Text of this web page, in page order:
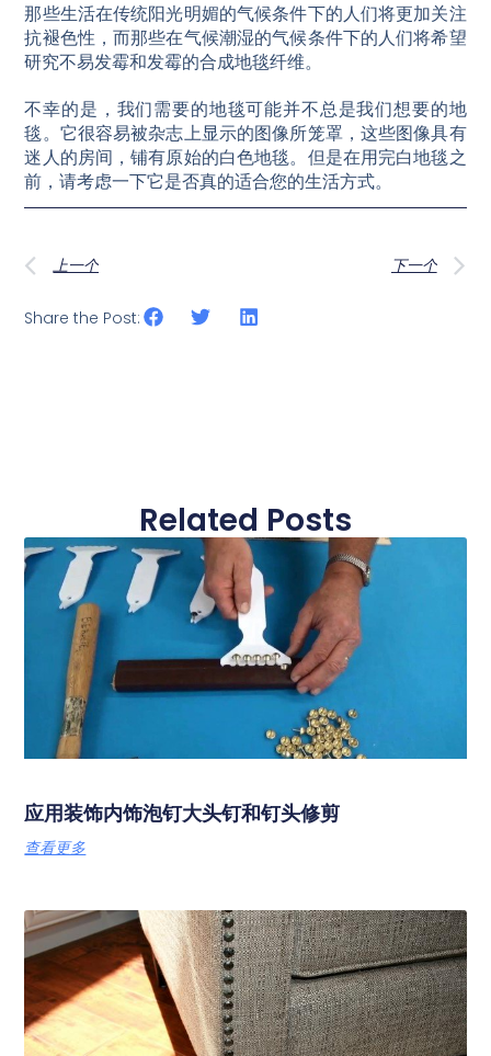
那些生活在传统阳光明媚的气候条件下的人们将更加关注
抗褪色性，而那些在气候潮湿的气候条件下的人们将希望
研究不易发霉和发霉的合成地毯纤维。
不幸的是，我们需要的地毯可能并不总是我们想要的地
毯。它很容易被杂志上显示的图像所笼罩，这些图像具有
迷人的房间，铺有原始的白色地毯。但是在用完白地毯之
前，请考虑一下它是否真的适合您的生活方式。
上一个 下一个
Share the Post:
Related Posts
应用装饰内饰泡钉大头钉和钉头修剪
查看更多